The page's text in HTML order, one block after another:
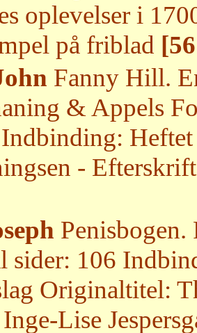
oplevelser i
på friblad
Fanny Hill.
& Appels
-
sider: 106
Originaltitel:
Lise